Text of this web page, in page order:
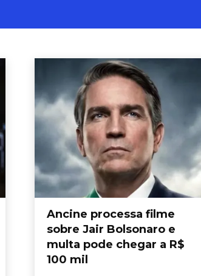
Ancine processa filme
sobre Jair Bolsonaro e
multa pode chegar a R$
100 mil